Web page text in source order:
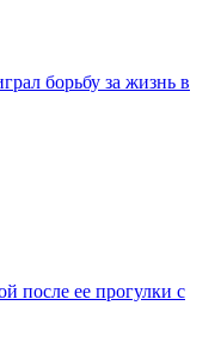
борьбу за жизнь в
после ее прогулки с